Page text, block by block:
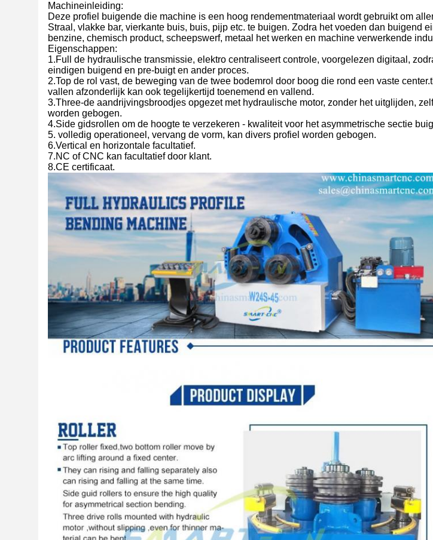
Machineinleiding:
Deze profiel buigende die machine is een hoog rendementmateriaal wordt gebruikt om
Straal, vlakke bar, vierkante buis, buis, pijp etc. te buigen. Zodra het voeden dan buigend
benzine, chemisch product, scheepswerf, metaal het werken en machine verwerkende
Eigenschappen:
1.Full de hydraulische transmissie, elektro centraliseert controle, voorgelezen digitaal,
eindigen buigend en pre-buigt en ander proces.
2.Top de rol vast, de beweging van de twee bodemrol door boog die rond een vaste
vallen afzonderlijk kan ook tegelijkertijd toenemend en vallend.
3.Three-de aandrijvingsbroodjes opgezet met hydraulische motor, zonder het uitglijden,
worden gebogen.
4.Side gidsrollen om de hoogte te verzekeren - kwaliteit voor het asymmetrische sectie
5. volledig operationeel, vervang de vorm, kan divers profiel worden gebogen.
6.Vertical en horizontale facultatief.
7.NC of CNC kan facultatief door klant.
8.CE certificaat.